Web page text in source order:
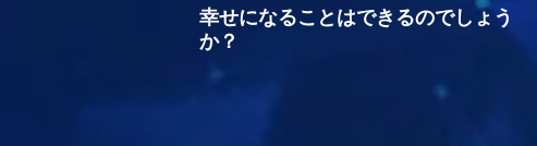
幸せになることはできるのでしょう
か？